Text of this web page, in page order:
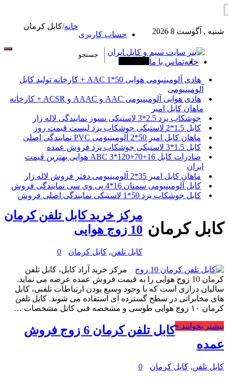
شنبه , آگوست 8 2026 حساب کاربری
خانهتماس با ما
هادی آلومینیومی هوایی 50*1 AAC + کارخانه تولید کابل
آلومینیومی
هادی هوایی آلومینیومی AAC و AAAC و ACSR + کارخانه
ماهان کابل امیر
جوشکاب یزد 2.5*3 لاستیکی نسوز نمایندگی لاله زار
کابل 1.5*2 لاستیکی جوشکاب یزد لیست قیمت روز
ماهان کابل امیر 50*2 آلومینیومی PVC نمایندگی اصلی
کابل 1.5*3 لاستیکی جوشکاب یزد فروش عمده
صادرات کابل 16+70+120*3 ABC هوایی بهترین قیمت
ایران
ماهان کابل امیر 35*2 آلومینیومی دفتر فروش لاله زار
کابل آلومینیومی سمنان 16*4 پی وی سی نمایندگی فروش
کابل جوشکاب یزد 50*1 لاستیکی نمایندگی اصلی فروش
خانه/کابل کرمان
کابل کرمان
مرکز خرید کابل تلفن کرمان
10 زوج هوایی
کابل تلفن, کابل کرمان 0
مرکز خرید آراد کابل، کابل تلفن
کرمان 10 زوج هوایی را به قیمت فروش عمده عرضه می نماید.
سالیان درازی است که با وجود وسیع بودن ارتباطات تلفنی، کابل
های مخابراتی در سطح گسترده ای استفاده می شوند. کابل تلفن
کرمان ۱۰ زوج هوایی طوسی و مشخصه فنی کابل مشخصات …
بیشتر بخوانید »
کابل تلفن کرمان 6 زوج فروش
عمده
کابل تلفن, کابل کرمان 0